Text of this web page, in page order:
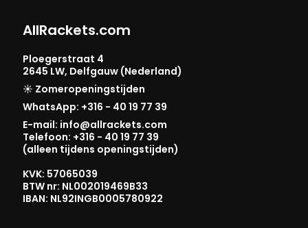
AllRackets.com
Ploegerstraat 4
2645 LW, Delfgauw (Nederland)
☀️ Zomeropeningstijden
WhatsApp: +316 - 40 19 77 39
E-mail: info@allrackets.com
Telefoon: +316 - 40 19 77 39
(alleen tijdens openingstijden)
KVK: 57065039
BTW nr: NL002019469B33
IBAN: NL92INGB0005780922